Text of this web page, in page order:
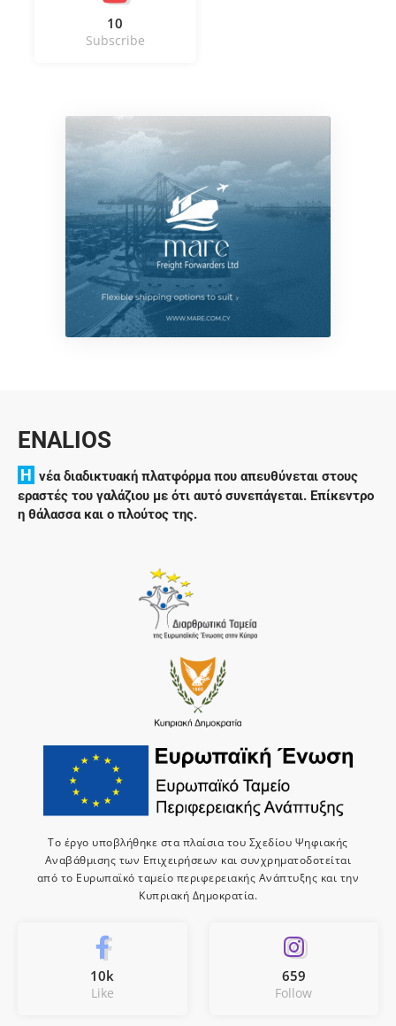
10
Subscribe
ENALIOS
H νέα διαδικτυακή πλατφόρμα που απευθύνεται στους
εραστές του γαλάζιου με ότι αυτό συνεπάγεται. Επίκεντρο
η θάλασσα και ο πλούτος της.
Το έργο υποβλήθηκε στα πλαίσια του Σχεδίου Ψηφιακής
Αναβάθμισης των Επιχειρήσεων και συνχρηματοδοτείται
από το Ευρωπαϊκό ταμείο περιφερειακής Ανάπτυξης και την
Κυπριακή Δημοκρατία.
10k
Like
659
Follow